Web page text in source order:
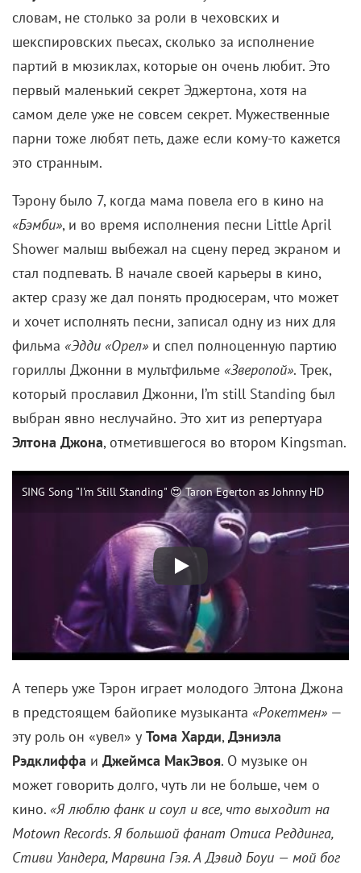
шекспировских пьесах, сколько за исполнение
партий в мюзиклах, которые он очень любит. Это
первый маленький секрет Эджертона, хотя на
самом деле уже не совсем секрет. Мужественные
парни тоже любят петь, даже если кому-то кажется
это странным.
Тэрону было 7, когда мама повела его в кино на
«Бэмби», и во время исполнения песни Little April
Shower малыш выбежал на сцену перед экраном и
стал подпевать. В начале своей карьеры в кино,
актер сразу же дал понять продюсерам, что может
и хочет исполнять песни, записал одну из них для
фильма «Эдди «Орел»и спел полноценную партию
гориллы Джонни в мультфильме«Зверопой». Трек,
который прославил Джонни, I’m still Standing был
выбран явно неслучайно. Это хит из репертуара
Элтона Джона, отметившегося во втором Kingsman.
А теперь уже Тэрон играет молодого Элтона Джона
в предстоящем байопике музыканта «Рокетмен»—
эту роль он «увел» уТома Харди,Дэниэла
Рэдклиффа иДжеймса МакЭвоя . О музыке он
может говорить долго, чуть ли не больше, чем о
кино.«Я люблю фанк и соул и все, что выходит на
Motown Records. Я большой фанат Отиса Реддинга,
Стиви Уандера, Марвина Гэя. А Дэвид Боуи— мой бог
и герой, конечно же».